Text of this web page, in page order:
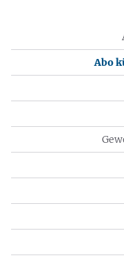
Abo